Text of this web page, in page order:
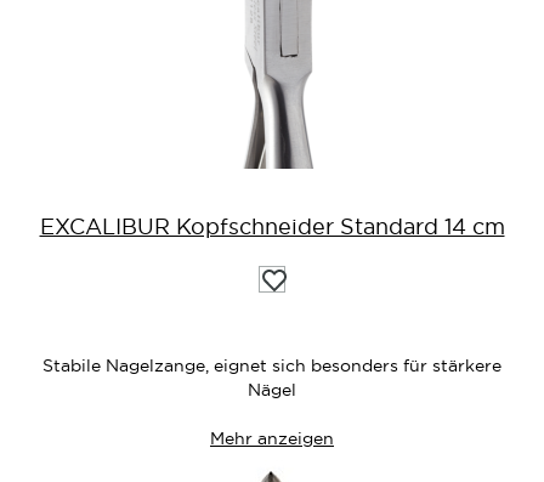
EXCALIBUR Kopfschneider Standard 14 cm
Auf
die
Stabile Nagelzange, eignet sich besonders für stärkere
Nägel
Mehr anzeigen